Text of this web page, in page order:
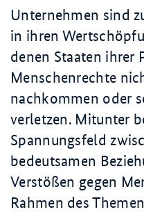
Unternehmen sind
in ihren
denen Staaten ihrer
Menschenrechte
nachkommen oder
verletzen. Mitunter
Spannungsfeld
bedeutsamen
Verstößen gegen
Rahmen des